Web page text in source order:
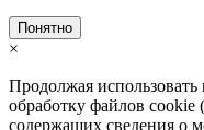
Понятно
×
Продолжая использовать
обработку файлов cookie
содержащих сведения о